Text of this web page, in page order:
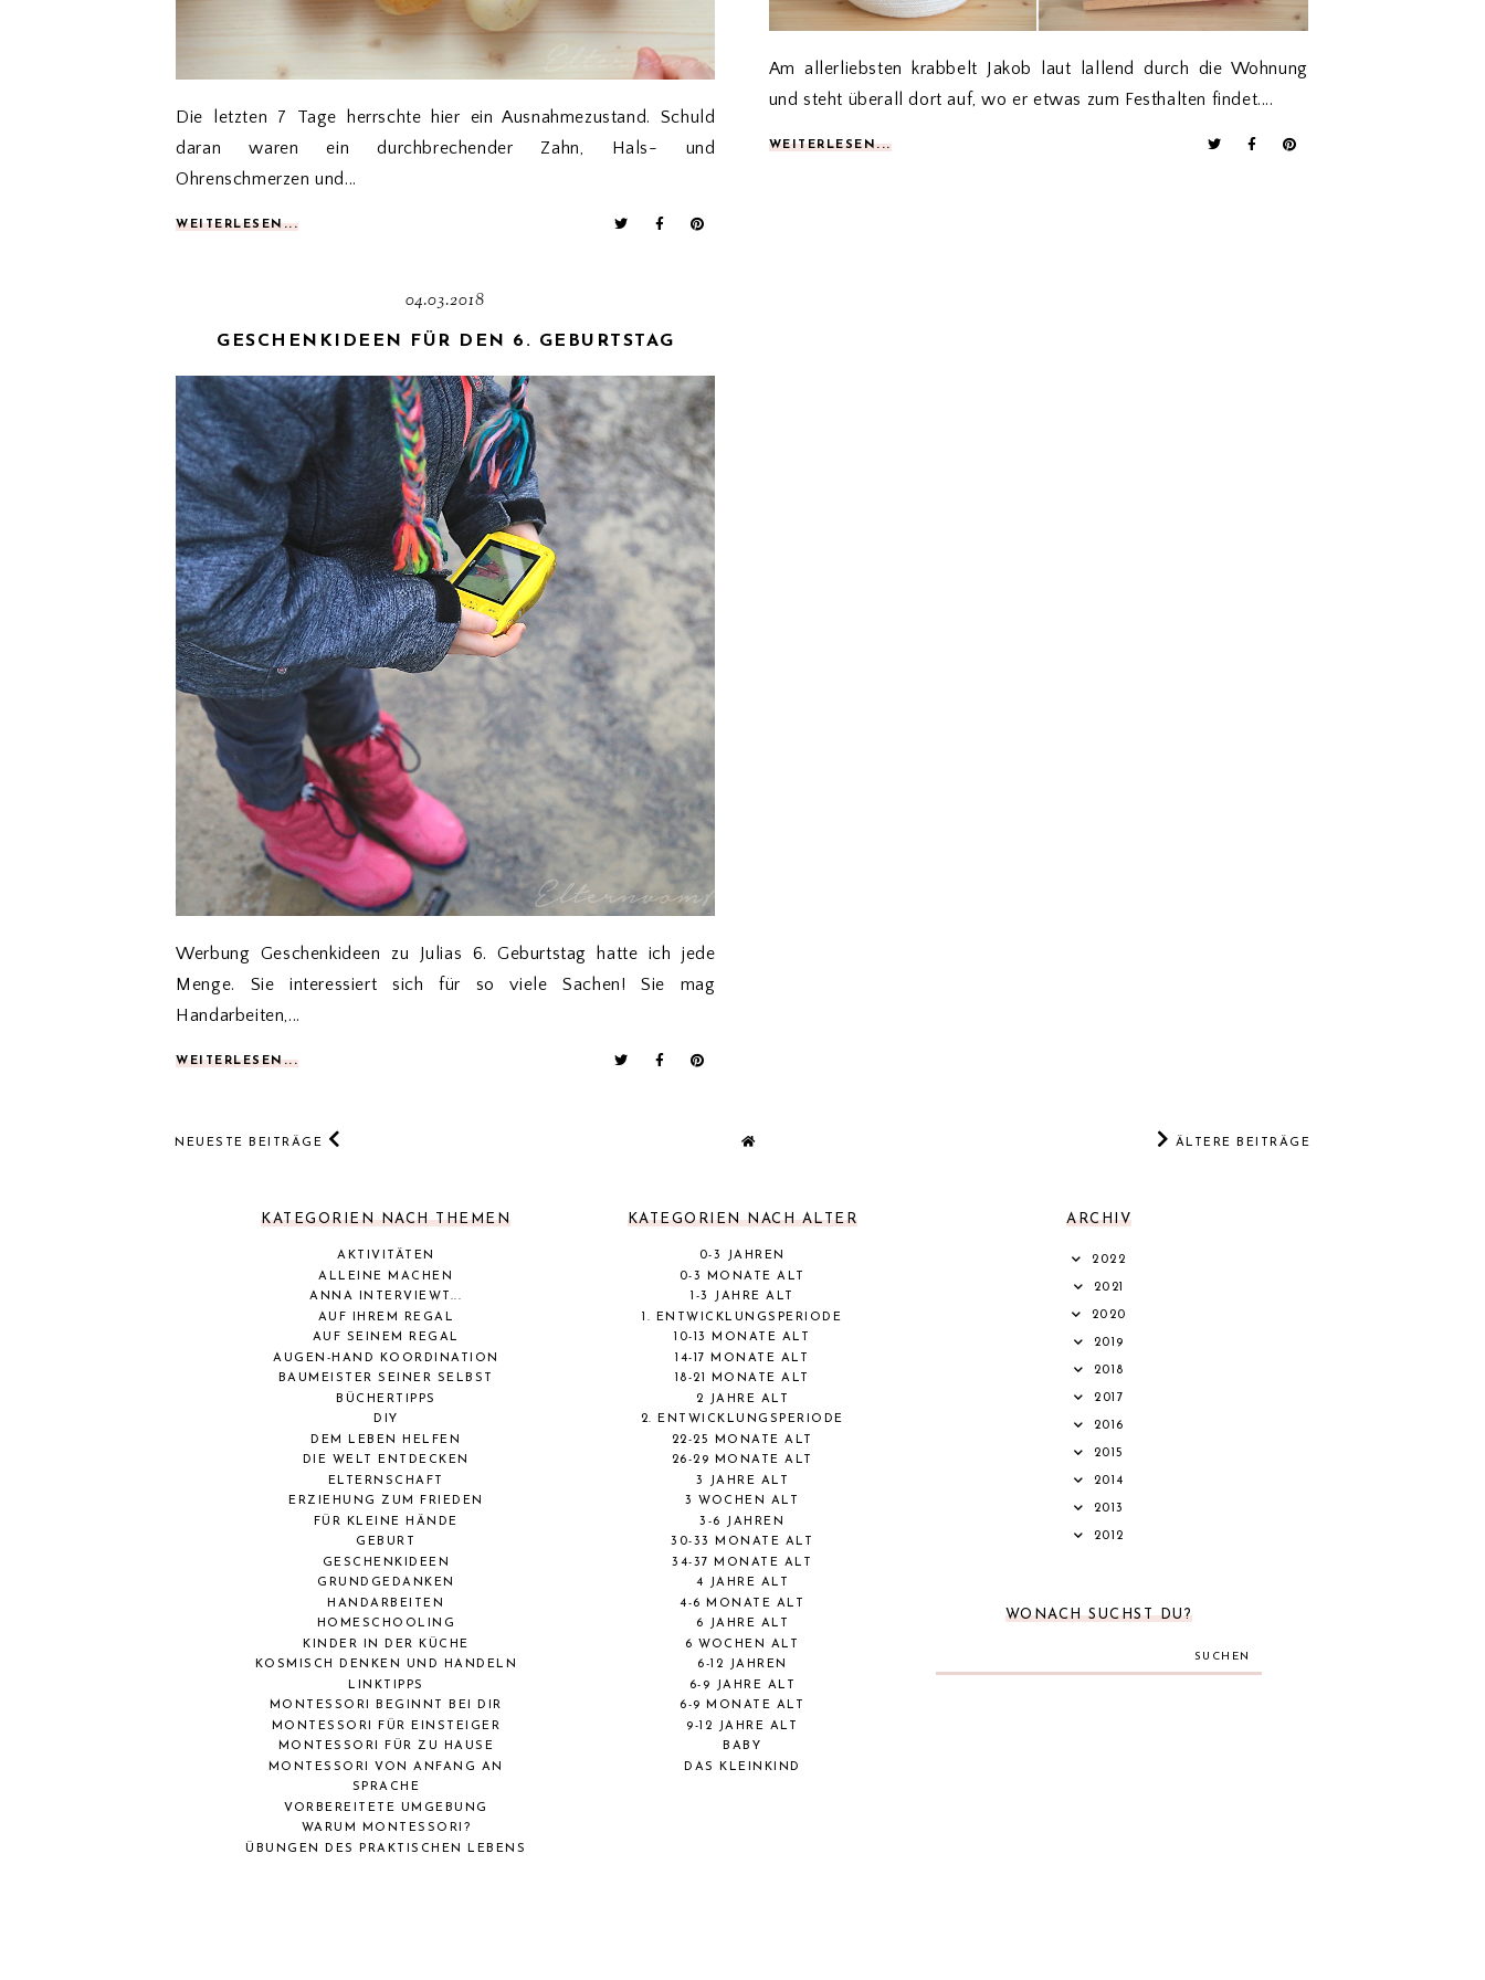
Die letzten 7 Tage herrschte hier ein Ausnahmezustand. Schuld
daran waren ein durchbrechender Zahn, Hals- und
Ohrenschmerzen und...
WEITERLESEN...
Am allerliebsten krabbelt Jakob laut lallend durch die Wohnung
und steht überall dort auf, wo er etwas zum Festhalten findet....
WEITERLESEN...
04.03.2018
GESCHENKIDEEN FÜR DEN 6. GEBURTSTAG
Werbung Geschenkideen zu Julias 6. Geburtstag hatte ich jede
Menge. Sie interessiert sich für so viele Sachen! Sie mag
Handarbeiten,...
WEITERLESEN...
NEUESTE BEITRÄGE ÄLTERE BEITRÄGE
KATEGORIEN NACH THEMEN
AKTIVITÄTEN
ALLEINE MACHEN
ANNA INTERVIEWT...
AUF IHREM REGAL
AUF SEINEM REGAL
AUGEN-HAND KOORDINATION
BAUMEISTER SEINER SELBST
BÜCHERTIPPS
DIY
DEM LEBEN HELFEN
DIE WELT ENTDECKEN
ELTERNSCHAFT
ERZIEHUNG ZUM FRIEDEN
FÜR KLEINE HÄNDE
GEBURT
GESCHENKIDEEN
GRUNDGEDANKEN
HANDARBEITEN
HOMESCHOOLING
KINDER IN DER KÜCHE
KOSMISCH DENKEN UND HANDELN
LINKTIPPS
MONTESSORI BEGINNT BEI DIR
MONTESSORI FÜR EINSTEIGER
MONTESSORI FÜR ZU HAUSE
MONTESSORI VON ANFANG AN
SPRACHE
VORBEREITETE UMGEBUNG
WARUM MONTESSORI?
ÜBUNGEN DES PRAKTISCHEN LEBENS
KATEGORIEN NACH ALTER
0-3 JAHREN
0-3 MONATE ALT
1-3 JAHRE ALT
1. ENTWICKLUNGSPERIODE
10-13 MONATE ALT
14-17 MONATE ALT
18-21 MONATE ALT
2 JAHRE ALT
2. ENTWICKLUNGSPERIODE
22-25 MONATE ALT
26-29 MONATE ALT
3 JAHRE ALT
3 WOCHEN ALT
3-6 JAHREN
30-33 MONATE ALT
34-37 MONATE ALT
4 JAHRE ALT
4-6 MONATE ALT
6 JAHRE ALT
6 WOCHEN ALT
6-12 JAHREN
6-9 JAHRE ALT
6-9 MONATE ALT
9-12 JAHRE ALT
BABY
DAS KLEINKIND
ARCHIV
2022
2021
2020
2019
2018
2017
2016
2015
2014
2013
2012
WONACH SUCHST DU?
SUCHEN